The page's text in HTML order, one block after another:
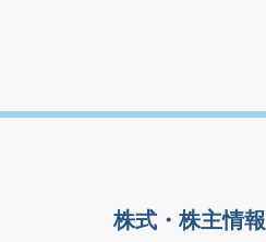
株式・株主情報